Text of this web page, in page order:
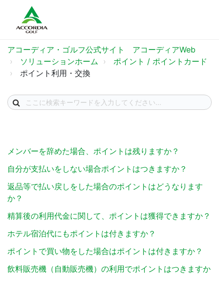
アコーディア・ゴルフ公式サイト アコーディアWeb
ソリューションホーム
ポイント / ポイントカード
ポイント利用・交換
メンバーを辞めた場合、ポイントは残りますか？
自分が支払いをしない場合ポイントはつきますか？
返品等で払い戻しをした場合のポイントはどうなります
か？
精算後の利用代金に関して、ポイントは獲得できますか？
ホテル宿泊代にもポイントは付きますか？
ポイントで買い物をした場合はポイントは付きますか？
飲料販売機（自動販売機）の利用でポイントはつきますか